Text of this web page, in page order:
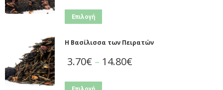
Επιλογή
Η Βασίλισσα των Πειρατών
3.70€ – 14.80€